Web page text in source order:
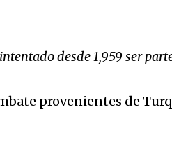
desde 1,959 ser
provenientes de